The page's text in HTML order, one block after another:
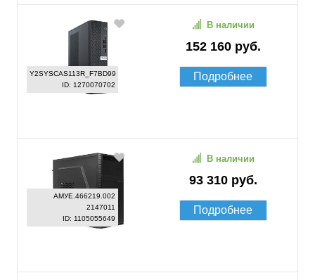
Y2SYSCAS113R_F7BD99
ID: 1270070702
152 160 руб.
В наличии
Подробнее
АМУЕ.466219.002
2147011
ID: 1105055649
93 310 руб.
В наличии
Подробнее